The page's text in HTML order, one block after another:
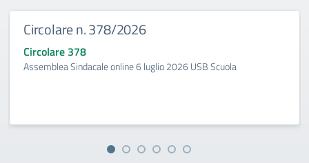
Circolare n. 378/2026
Circolare 378
Assemblea Sindacale online 6 luglio 2026 USB Scuola